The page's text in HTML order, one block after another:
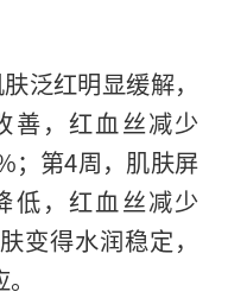
泛红明显缓解，
善，红血丝减少
；第4周，肌肤屏
低，红血丝减少
变得水润稳定，